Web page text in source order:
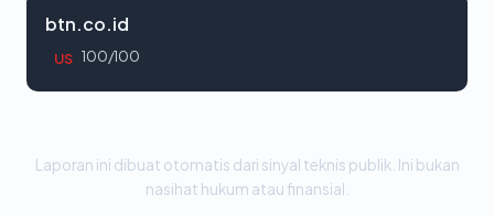
btn.co.id
US 100/100
Laporan ini dibuat otomatis dari sinyal teknis publik. Ini bukan
nasihat hukum atau finansial.